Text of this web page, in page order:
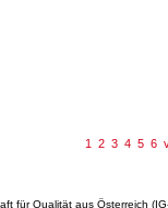
1 2 3 4 5 6
für Qualität aus Österreich